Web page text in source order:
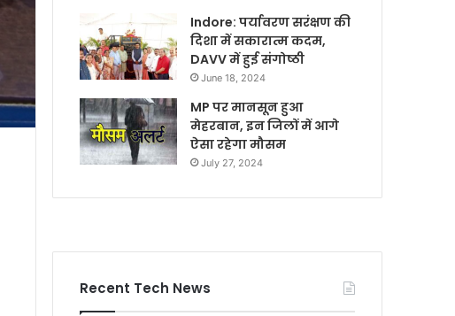
Indore: पर्यावरण सरंक्षण की
दिशा में सकारात्म कदम,
DAVV में हुई संगोष्ठी
June 18, 2024
MP पर मानसून हुआ
मेहरबान, इन जिलों में आगे
ऐसा रहेगा मौसम
July 27, 2024
Recent Tech News